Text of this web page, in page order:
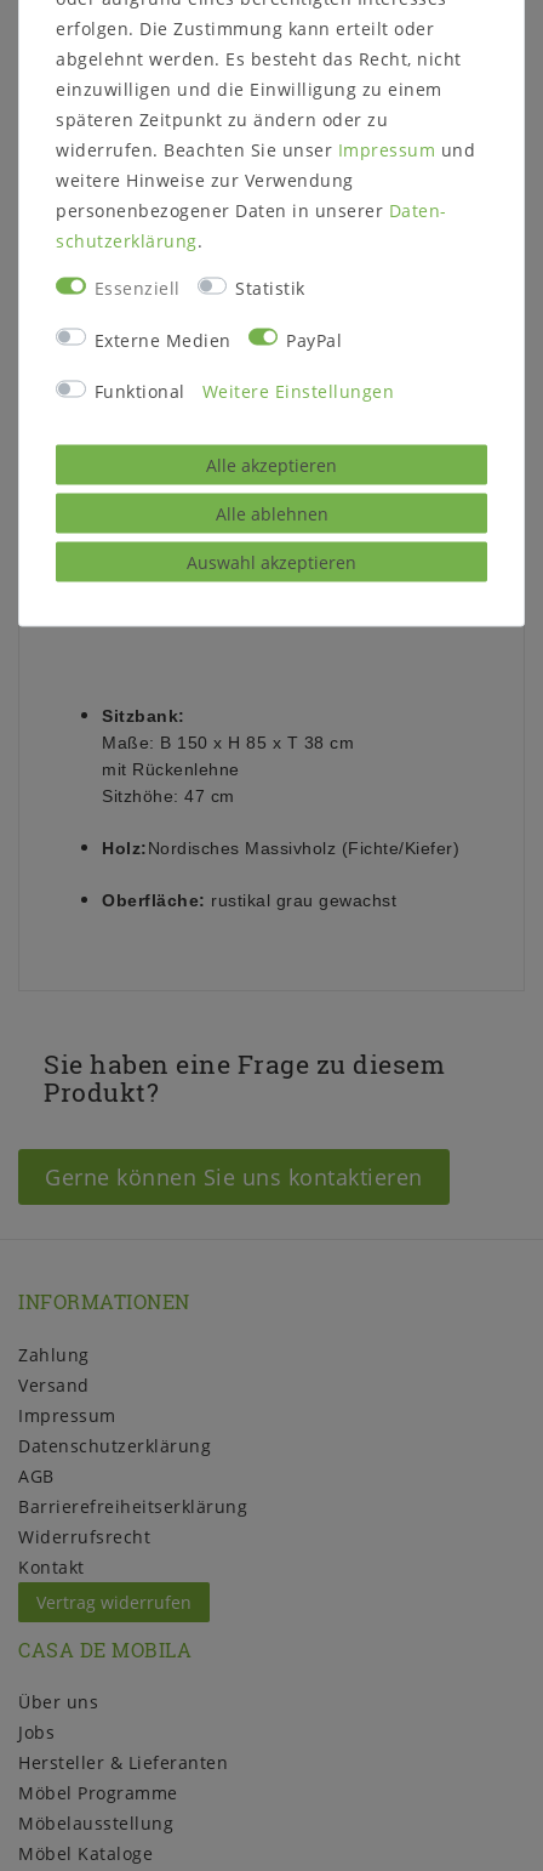
Auf dieser Sitzbank läßt sich das Leben genießen!
Dickes Massivholz und das rustikale Design machen
diese Bank zum Hingucker.
Die Holznägel in den kompakten Bankbeinen
unterstützen den urigen Eindruck.
Die kräftige Rückenlehne wird durch ein
Metallgestell verstärkt. Die Bank ist grau gewachst.
Sitzbank:
mit Rückenlehne
Nordisches Massivholz (Fichte)
rustikal grau gewachst
Sitzbank:
Maße: B 150 x H 85 x T 38 cm
mit Rückenlehne
Sitzhöhe: 47 cm
Holz:Nordisches Massivholz (Fichte/Kiefer)
Oberfläche: rustikal grau gewachst
Sie haben eine Frage zu diesem
Produkt?
Gerne können Sie uns kontaktieren
INFORMATIONEN
Zahlung
Versand
Impressum
Daten­schutz­erklärung
AGB
Barrierefreiheitserklärung
Widerrufs­recht
Kontakt
Vertrag widerrufen
CASA DE MOBILA
Über uns
Jobs
Hersteller & Lieferanten
Möbel Programme
Möbelausstellung
Möbel Kataloge
erfolgen. Die Zustimmung kann erteilt oder
abgelehnt werden. Es besteht das Recht, nicht
einzuwilligen und die Einwilligung zu einem
späteren Zeitpunkt zu ändern oder zu
widerrufen. Beachten Sie unser Impressum und
weitere Hinweise zur Verwendung
personenbezogener Daten in unserer Daten­
schutz­erklärung.
Essenziell Statistik
Externe Medien PayPal
Funktional Weitere Einstellungen
Alle akzeptieren
Alle ablehnen
Auswahl akzeptieren